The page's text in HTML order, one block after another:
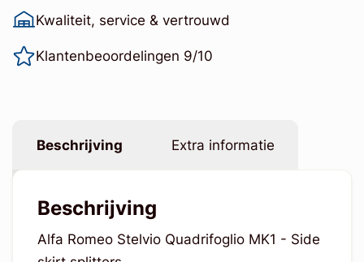
Kwaliteit, service & vertrouwd
Klantenbeoordelingen 9/10
Beschrijving Extra informatie
Beschrijving
Alfa Romeo Stelvio Quadrifoglio MK1 - Side